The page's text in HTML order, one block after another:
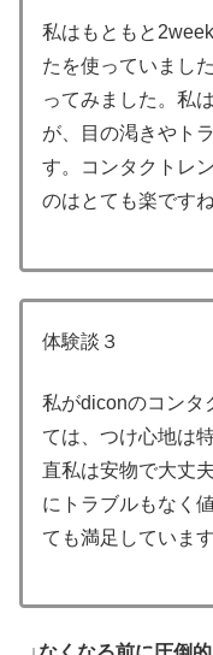
私はもともと
たを使っていまし
ってみました。私
が、目の渇きやト
す。コンタクトレ
のはとても楽ですね
体験談３
私がdiconのコンタ
ては、つけ心地は
直私は安物で大丈
にトラブルもなく
ても満足しています